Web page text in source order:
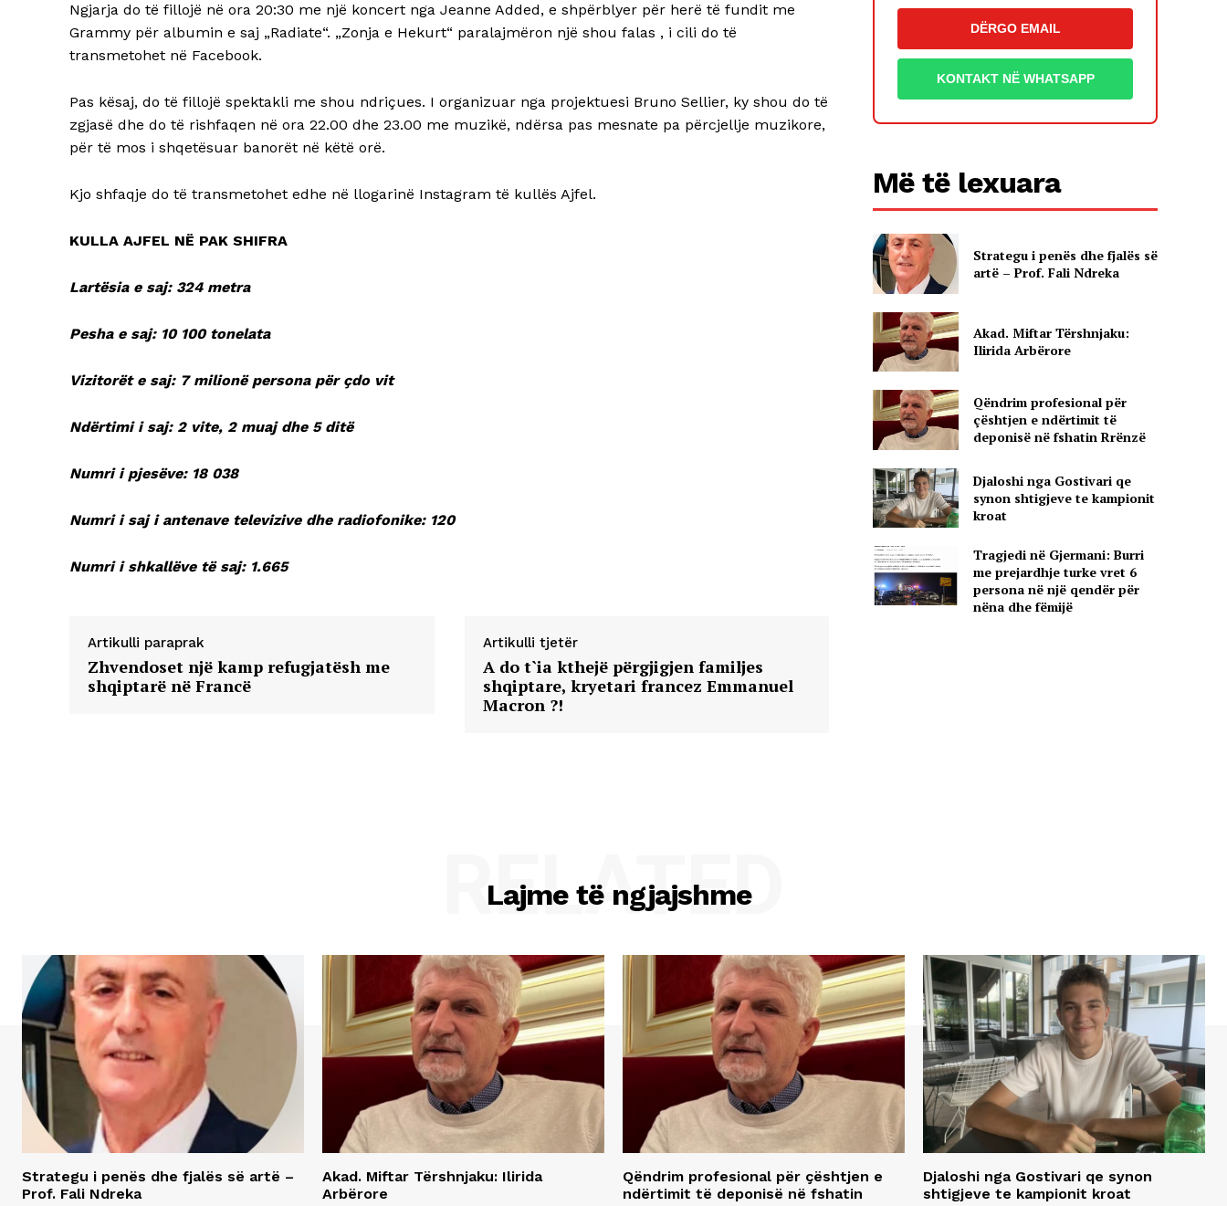
Ngjarja do të fillojë në ora 20:30 me një koncert nga Jeanne Added, e shpërblyer për herë të fundit me
Grammy për albumin e saj „Radiate“. „Zonja e Hekurt“ paralajmëron një shou falas , i cili do të
transmetohet në Facebook.
Pas kësaj, do të fillojë spektakli me shou ndriçues. I organizuar nga projektuesi Bruno Sellier, ky shou do të
zgjasë dhe do të rishfaqen në ora 22.00 dhe 23.00 me muzikë, ndërsa pas mesnate pa përcjellje muzikore,
për të mos i shqetësuar banorët në këtë orë.
Kjo shfaqje do të transmetohet edhe në llogarinë Instagram të kullës Ajfel.
KULLA AJFEL NË PAK SHIFRA
Lartësia e saj: 324 metra
Pesha e saj: 10 100 tonelata
Vizitorët e saj: 7 milionë persona për çdo vit
Ndërtimi i saj: 2 vite, 2 muaj dhe 5 ditë
Numri i pjesëve: 18 038
Numri i saj i antenave televizive dhe radiofonike: 120
Numri i shkallëve të saj: 1.665
Artikulli paraprak
Zhvendoset një kamp refugjatësh me
shqiptarë në Francë
Artikulli tjetër
A do t`ia kthejë përgjigjen familjes
shqiptare, kryetari francez Emmanuel
Macron ?!
DËRGO EMAIL
KONTAKT NË WHATSAPP
Më të lexuara
Strategu i penës dhe fjalës së
artë – Prof. Fali Ndreka
Akad. Miftar Tërshnjaku:
Ilirida Arbërore
Qëndrim profesional për
çështjen e ndërtimit të
deponisë në fshatin Rrënzë
Djaloshi nga Gostivari qe
synon shtigjeve te kampionit
kroat
Tragjedi në Gjermani: Burri
me prejardhje turke vret 6
persona në një qendër për
nëna dhe fëmijë
Lajme të ngjajshme
RELATED
Strategu i penës dhe fjalës së artë –
Prof. Fali Ndreka
Akad. Miftar Tërshnjaku: Ilirida
Arbërore
Qëndrim profesional për çështjen e
ndërtimit të deponisë në fshatin
Djaloshi nga Gostivari qe synon
shtigjeve te kampionit kroat